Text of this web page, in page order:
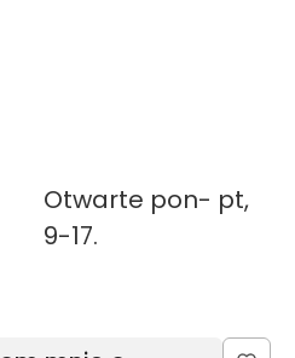
Otwarte pon- pt,
9-17.